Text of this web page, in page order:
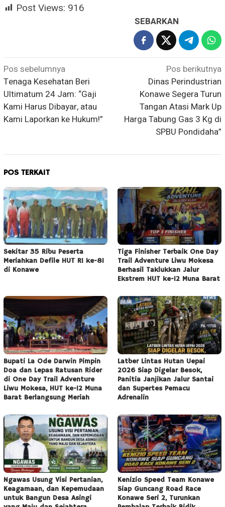
Post Views: 916
SEBARKAN
Navigasi
pos
Pos sebelumnya
Tenaga Kesehatan Beri
Ultimatum 24 Jam: “Gaji
Kami Harus Dibayar, atau
Kami Laporkan ke Hukum!”
Pos berikutnya
Dinas Perindustrian
Konawe Segera Turun
Tangan Atasi Mark Up
Harga Tabung Gas 3 Kg di
SPBU Pondidaha”
POS TERKAIT
Sekitar 35 Ribu Peserta
Meriahkan Defile HUT RI ke-81
di Konawe
Tiga Finisher Terbaik One Day
Trail Adventure Liwu Mokesa
Berhasil Taklukkan Jalur
Ekstrem HUT ke-12 Muna Barat
Bupati La Ode Darwin Pimpin
Doa dan Lepas Ratusan Rider
di One Day Trail Adventure
Liwu Mokesa, HUT ke-12 Muna
Barat Berlangsung Meriah
Latber Lintas Hutan Uepai
2026 Siap Digelar Besok,
Panitia Janjikan Jalur Santai
dan Supertes Pemacu
Adrenalin
Ngawas Usung Visi Pertanian,
Keagamaan, dan Kepemudaan
untuk Bangun Desa Asingi
Kenizio Speed Team Konawe
Siap Guncang Road Race
Konawe Seri 2, Turunkan